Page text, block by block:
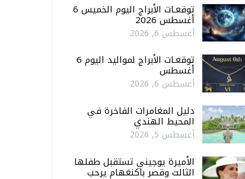
توقعـات الأبراج اليوم الخميس 6
أغسطس 2026
أغسطس 6, 2026
توقعـات الأبراج لمواليد اليوم 6
أغسطس
أغسطس 6, 2026
دليل المغامرات الفاخرة في
المحيط الهندي
أغسطس 5, 2026
الأميرة يوجيني تستقبل طفلها
الثالث وقصر باكنغهام يرحب